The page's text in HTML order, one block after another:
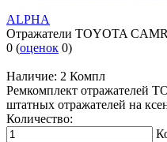
ALPHA
Отражатели TOYOTA
0 (оценок 0)
Наличие: 2 Компл
Ремкомплект отражателей
штатных отражателей на
Количество: